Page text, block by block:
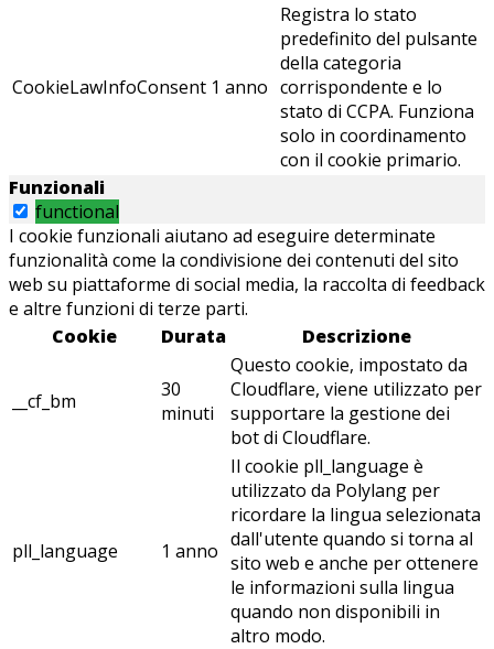
CookieLawInfoConsent 1 anno
Registra lo stato
predefinito del pulsante
della categoria
corrispondente e lo
stato di CCPA. Funziona
solo in coordinamento
con il cookie primario.
Funzionali
functional
I cookie funzionali aiutano ad eseguire determinate
funzionalità come la condivisione dei contenuti del sito
web su piattaforme di social media, la raccolta di feedback
e altre funzioni di terze parti.
Cookie
Durata Descrizione
__cf_bm
30
minuti
Questo cookie, impostato da
Cloudflare, viene utilizzato per
supportare la gestione dei
bot di Cloudflare.
pll_language 1 anno
Il cookie pll_language è
utilizzato da Polylang per
ricordare la lingua selezionata
dall'utente quando si torna al
sito web e anche per ottenere
le informazioni sulla lingua
quando non disponibili in
altro modo.